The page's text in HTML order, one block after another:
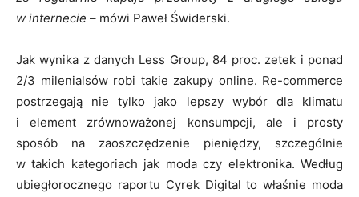
w internecie – mówi Paweł Świderski.
Jak wynika z danych Less Group, 84 proc. zetek i ponad
2/3 milenialsów robi takie zakupy online. Re-commerce
postrzegają nie tylko jako lepszy wybór dla klimatu
i element zrównoważonej konsumpcji, ale i prosty
sposób na zaoszczędzenie pieniędzy, szczególnie
w takich kategoriach jak moda czy elektronika. Według
ubiegłorocznego raportu Cyrek Digital to właśnie moda